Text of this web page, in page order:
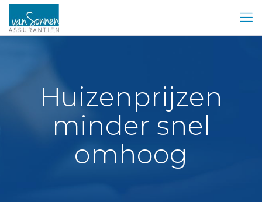
Huizenprijzen
minder snel
omhoog